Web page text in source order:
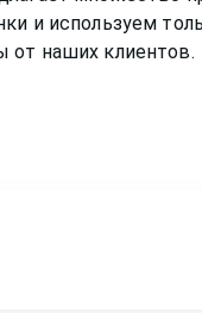
и используем
от наших клиентов.